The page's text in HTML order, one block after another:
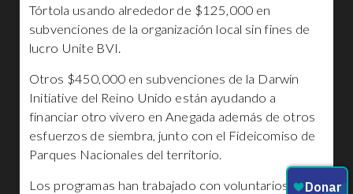
Tórtola usando alrededor de $125,000 en
subvenciones de la organización local sin fines de
lucro Unite BVI.
Otros $450,000 en subvenciones de la Darwin
Initiative del Reino Unido están ayudando a
financiar otro vivero en Anegada además de otros
esfuerzos de siembra, junto con el Fideicomiso de
Parques Nacionales del territorio.
Los programas han trabajado con voluntarios de la